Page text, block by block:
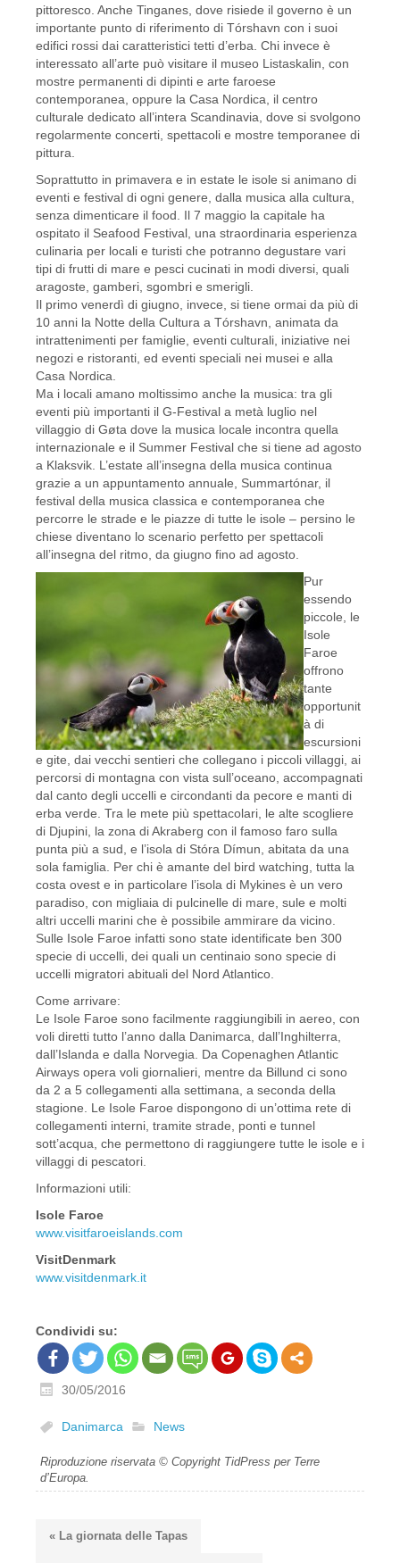
pittoresco. Anche Tinganes, dove risiede il governo è un
importante punto di riferimento di Tórshavn con i suoi
edifici rossi dai caratteristici tetti d’erba. Chi invece è
interessato all’arte può visitare il museo Listaskalin, con
mostre permanenti di dipinti e arte faroese
contemporanea, oppure la Casa Nordica, il centro
culturale dedicato all’intera Scandinavia, dove si svolgono
regolarmente concerti, spettacoli e mostre temporanee di
pittura.
Soprattutto in primavera e in estate le isole si animano di
eventi e festival di ogni genere, dalla musica alla cultura,
senza dimenticare il food. Il 7 maggio la capitale ha
ospitato il Seafood Festival, una straordinaria esperienza
culinaria per locali e turisti che potranno degustare vari
tipi di frutti di mare e pesci cucinati in modi diversi, quali
aragoste, gamberi, sgombri e smerigli.
Il primo venerdì di giugno, invece, si tiene ormai da più di
10 anni la Notte della Cultura a Tórshavn, animata da
intrattenimenti per famiglie, eventi culturali, iniziative nei
negozi e ristoranti, ed eventi speciali nei musei e alla
Casa Nordica.
Ma i locali amano moltissimo anche la musica: tra gli
eventi più importanti il G-Festival a metà luglio nel
villaggio di Gøta dove la musica locale incontra quella
internazionale e il Summer Festival che si tiene ad agosto
a Klaksvik. L’estate all’insegna della musica continua
grazie a un appuntamento annuale, Summartónar, il
festival della musica classica e contemporanea che
percorre le strade e le piazze di tutte le isole – persino le
chiese diventano lo scenario perfetto per spettacoli
all’insegna del ritmo, da giugno fino ad agosto.
Pur
essendo
piccole, le
Isole
Faroe
offrono
tante
opportunit
à di
escursioni
e gite, dai vecchi sentieri che collegano i piccoli villaggi, ai
percorsi di montagna con vista sull’oceano, accompagnati
dal canto degli uccelli e circondanti da pecore e manti di
erba verde. Tra le mete più spettacolari, le alte scogliere
di Djupini, la zona di Akraberg con il famoso faro sulla
punta più a sud, e l’isola di Stóra Dímun, abitata da una
sola famiglia. Per chi è amante del bird watching, tutta la
costa ovest e in particolare l’isola di Mykines è un vero
paradiso, con migliaia di pulcinelle di mare, sule e molti
altri uccelli marini che è possibile ammirare da vicino.
Sulle Isole Faroe infatti sono state identificate ben 300
specie di uccelli, dei quali un centinaio sono specie di
uccelli migratori abituali del Nord Atlantico.
Come arrivare:
Le Isole Faroe sono facilmente raggiungibili in aereo, con
voli diretti tutto l’anno dalla Danimarca, dall’Inghilterra,
dall’Islanda e dalla Norvegia. Da Copenaghen Atlantic
Airways opera voli giornalieri, mentre da Billund ci sono
da 2 a 5 collegamenti alla settimana, a seconda della
stagione. Le Isole Faroe dispongono di un’ottima rete di
collegamenti interni, tramite strade, ponti e tunnel
sott’acqua, che permettono di raggiungere tutte le isole e i
villaggi di pescatori.
Informazioni utili:
Isole Faroe
www.visitfaroeislands.com
VisitDenmark
www.visitdenmark.it
Condividi su:
30/05/2016
Danimarca News
Riproduzione riservata © Copyright TidPress per Terre
d’Europa.
« La giornata delle Tapas